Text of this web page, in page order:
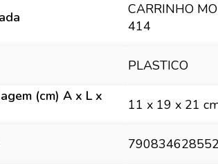
CARRINHO
414
PLASTICO
(cm) A x L x
11 x 19 x 21